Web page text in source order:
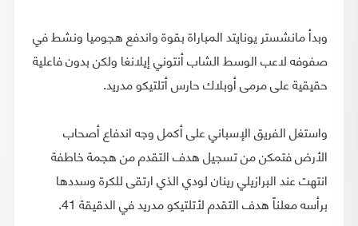
وبدأ مانشستر يونايتد المباراة بقوة واندفع هجوميا ونشط في
صفوفه لاعب الوسط الشاب أنتوني إيلانغا ولكن بدون فاعلية
حقيقية على مرمى أوبلاك حارس أتلتيكو مدريد.
واستغل الفريق الإسباني على أكمل وجه اندفاع أصحاب
الأرض فتمكن من تسجيل هدف التقدم من هجمة خاطفة
انتهت عند البرازيلي رينان لودي الذي ارتقى للكرة وسددها
برأسه معلناً هدف التقدم لأتلتيكو مدريد في الدقيقة 41.